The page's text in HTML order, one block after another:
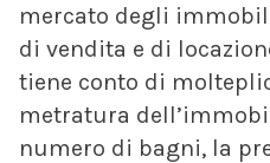
mercato degli
di vendita e di
tiene conto di
metratura
numero di bagni, la